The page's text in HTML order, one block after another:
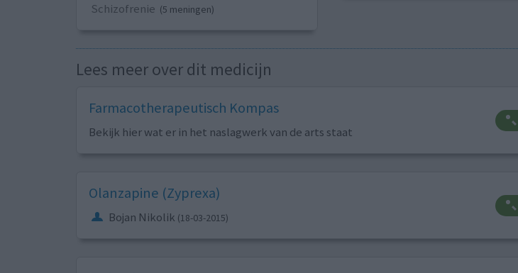
Schizofrenie (5 meningen)
Lees meer over dit medicijn
Farmacotherapeutisch Kompas
Bekijk hier wat er in het naslagwerk van de arts staat
Olanzapine (Zyprexa)
Bojan Nikolik (18-03-2015)